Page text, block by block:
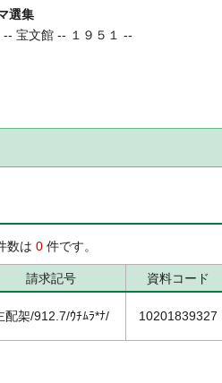
選集
-- 宝文館 -- １９５１ --
数は 0 件です。
請求記号 資料コード
配架/912.7/ｳﾁﾑﾗ*ﾅ/ 10201839327